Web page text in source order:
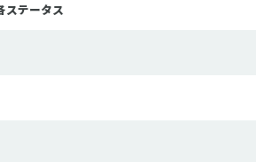
ステータス